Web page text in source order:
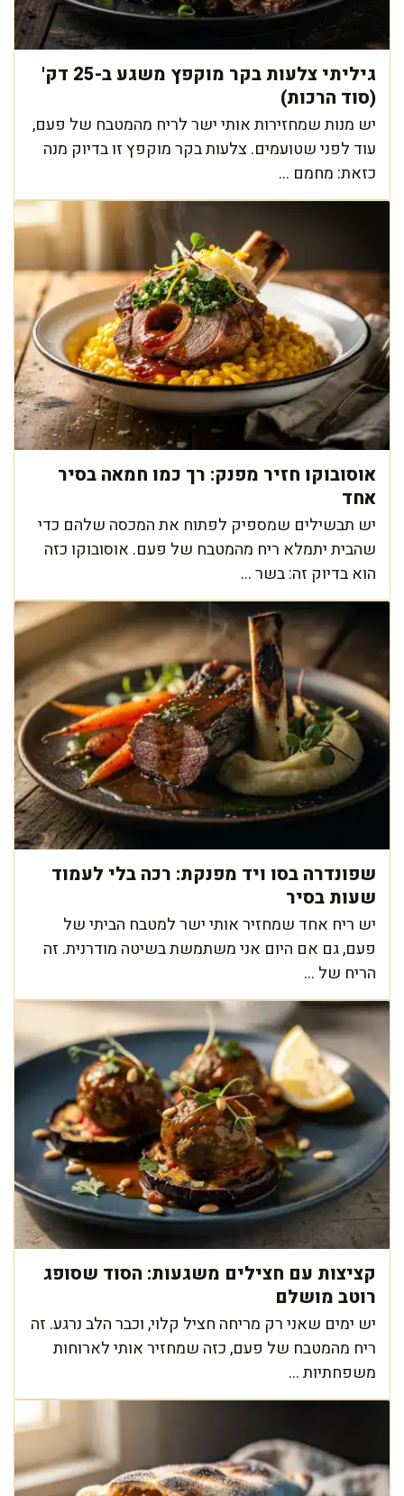
גיליתי צלעות בקר מוקפץ משגע ב-25 דק'
(סוד הרכות)
יש מנות שמחזירות אותי ישר לריח מהמטבח של פעם,
עוד לפני שטועמים. צלעות בקר מוקפץ זו בדיוק מנה
כזאת: מחמם ...
אוסובוקו חזיר מפנק: רך כמו חמאה בסיר
אחד
יש תבשילים שמספיק לפתוח את המכסה שלהם כדי
שהבית יתמלא ריח מהמטבח של פעם. אוסובוקו כזה
הוא בדיוק זה: בשר ...
שפונדרה בסו ויד מפנקת: רכה בלי לעמוד
שעות בסיר
יש ריח אחד שמחזיר אותי ישר למטבח הביתי של
פעם, גם אם היום אני משתמשת בשיטה מודרנית. זה
הריח של ...
קציצות עם חצילים משגעות: הסוד שסופג
רוטב מושלם
יש ימים שאני רק מריחה חציל קלוי, וכבר הלב נרגע. זה
ריח מהמטבח של פעם, כזה שמחזיר אותי לארוחות
משפחתיות ...